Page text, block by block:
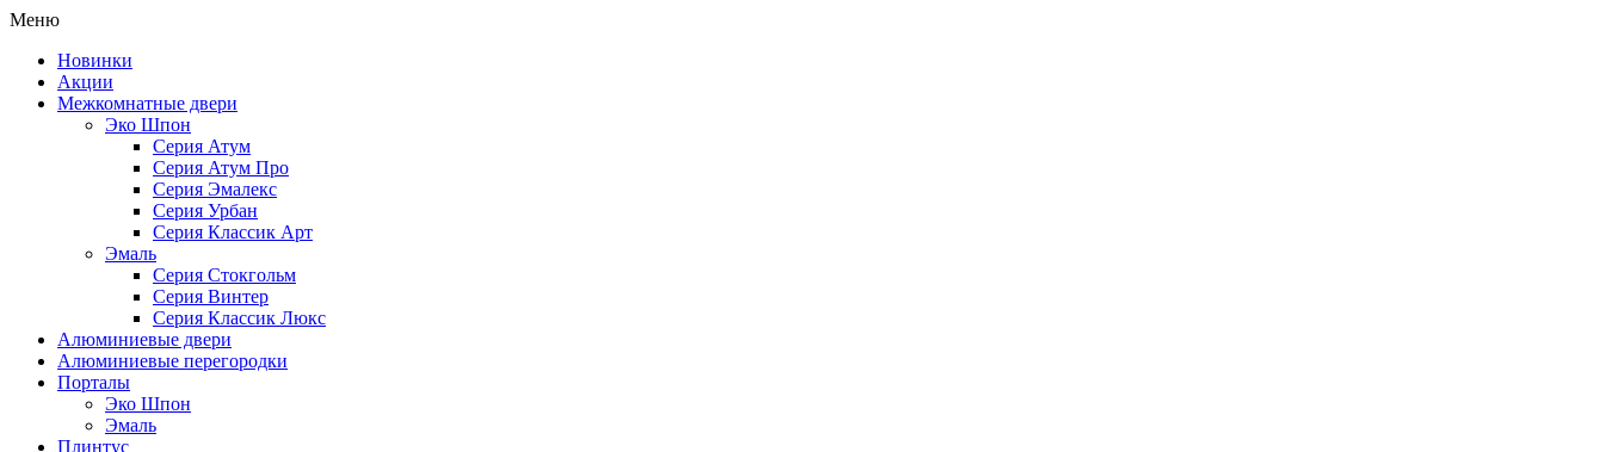
Меню
Новинки
Акции
Межкомнатные двери
Эко Шпон
Серия Атум
Серия Атум Про
Серия Эмалекс
Серия Урбан
Серия Классик Арт
Эмаль
Серия Стокгольм
Серия Винтер
Серия Классик Люкс
Алюминиевые двери
Алюминиевые перегородки
Порталы
Эко Шпон
Эмаль
Плинтус